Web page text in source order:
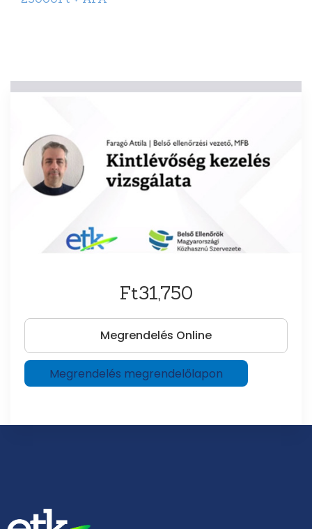
Ft31,750
Megrendelés Online
Megrendelés megrendelőlapon